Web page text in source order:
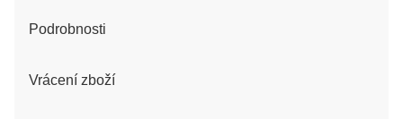
Podrobnosti
Vrácení zboží